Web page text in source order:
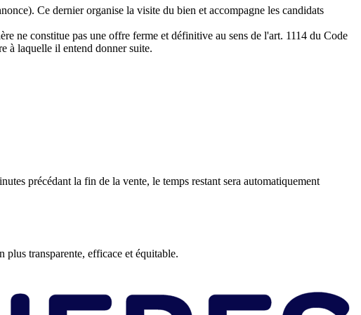
Ce dernier organise la visite du bien et accompagne les candidats
ne constitue pas une offre ferme et définitive au sens de l'art. 1114 du Code
à laquelle il entend donner suite.
précédant la fin de la vente, le temps restant sera automatiquement
transparente, efficace et équitable.